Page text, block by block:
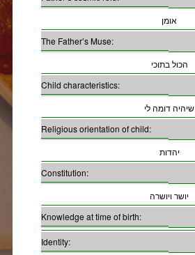
אומן
The Father’s Muse:
הכול בתוכי
Child characteristics:
שיהיה דומה לי
Religious orientation of child:
יהדות
Constitution:
יושר ויושרה
Knowledge at time of birth:
Identity: